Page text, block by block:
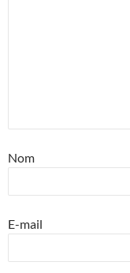
Nom
E-mail